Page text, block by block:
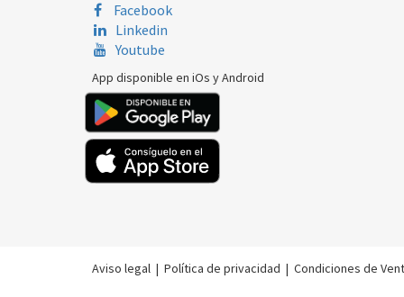
Facebook
Linkedin
Youtube
App disponible en iOs y Android
Aviso legal | Política de privacidad | Condiciones de